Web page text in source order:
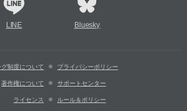
LINE Bluesky
制度について プライバシーポリシー
著作権について サポートセンター
ライセンス ルール＆ポリシー